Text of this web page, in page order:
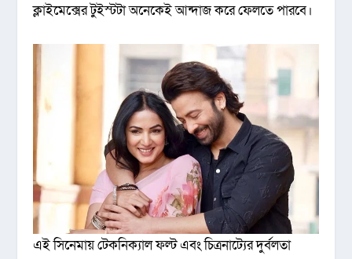
ক্লাইমেক্সের টুইস্টটা অনেকেই আন্দাজ করে ফেলতে পারবে।
এই সিনেমায় টেকনিক্যাল ফল্ট এবং চিত্রনাট্যের দুর্বলতা